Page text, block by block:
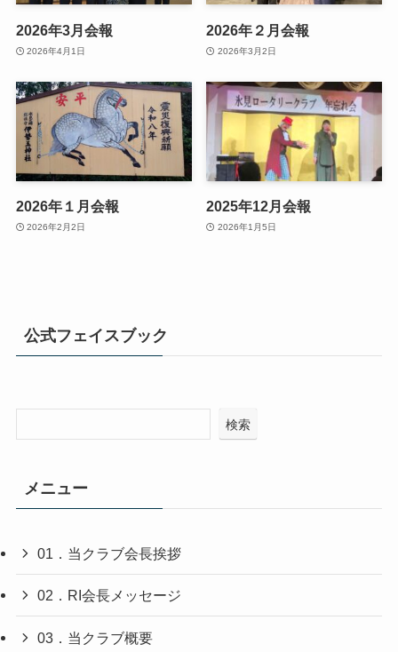
2026年3月会報
2026年4月1日
2026年２月会報
2026年3月2日
2026年１月会報
2026年2月2日
2025年12月会報
2026年1月5日
公式フェイスブック
検索
メニュー
01．当クラブ会長挨拶
02．RI会長メッセージ
03．当クラブ概要